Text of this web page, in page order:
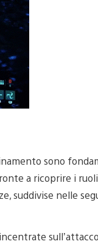
sono
a ricoprire i ruoli
suddivise nelle